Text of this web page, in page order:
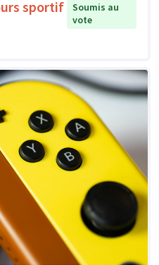
sportif
Soumis au
vote